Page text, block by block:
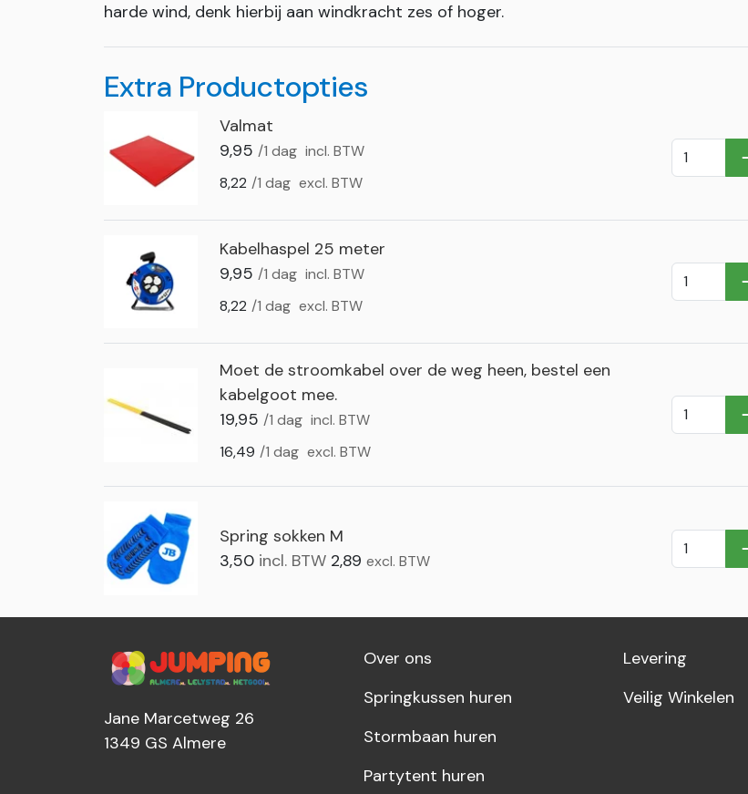
harde wind, denk hierbij aan windkracht zes of hoger.
Extra Productopties
Valmat
9,95 /1 dag incl. BTW
8,22 /1 dag excl. BTW
Kabelhaspel 25 meter
9,95 /1 dag incl. BTW
8,22 /1 dag excl. BTW
Moet de stroomkabel over de weg heen, bestel een
kabelgoot mee.
19,95 /1 dag incl. BTW
16,49 /1 dag excl. BTW
Spring sokken M
3,50 incl. BTW 2,89 excl. BTW
Jane Marcetweg 26
1349 GS Almere
Over ons
Springkussen huren
Stormbaan huren
Partytent huren
Levering
Veilig Winkelen